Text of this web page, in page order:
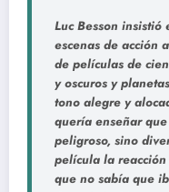
Luc Besson
escenas de acción
de películas de
y oscuros y
tono alegre y
quería enseñar
peligroso, sino
película la
que no sabía que